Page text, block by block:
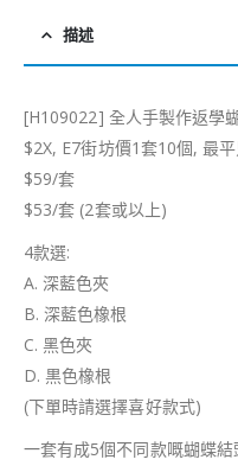
描述
[H109022] 全人手製作返學
$2X, E7街坊價1套10個, 最
$59/套
$53/套 (2套或以上)
4款選:
A. 深藍色夾
B. 深藍色橡根
C. 黑色夾
D. 黒色橡根
(下單時請選擇喜好款式)
一套有成5個不同款嘅蝴蝶